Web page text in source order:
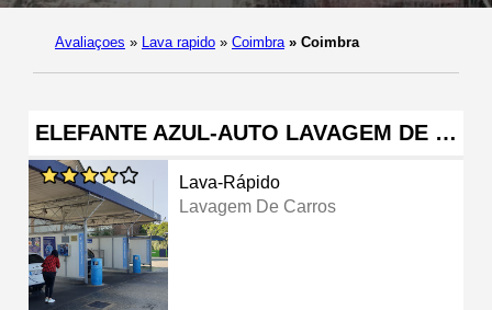
Avaliaçoes » Lava rapido » Coimbra » Coimbra
ELEFANTE AZUL-AUTO LAVAGEM DE …
Lava-Rápido
Lavagem De Carros